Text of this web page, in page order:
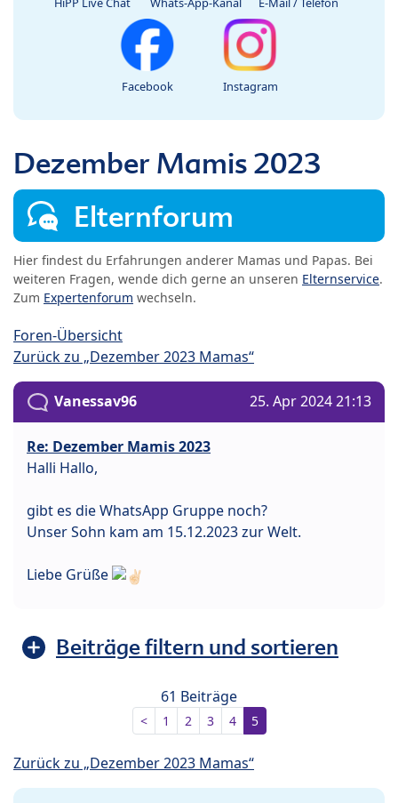
Facebook Instagram
Dezember Mamis 2023
Elternforum
Hier findest du Erfahrungen anderer Mamas und Papas. Bei
weiteren Fragen, wende dich gerne an unseren Elternservice.
Zum Expertenforum wechseln.
Foren-Übersicht
Zurück zu „Dezember 2023 Mamas“
Vanessav96 25. Apr 2024 21:13
Re: Dezember Mamis 2023
Halli Hallo,
gibt es die WhatsApp Gruppe noch?
Unser Sohn kam am 15.12.2023 zur Welt.
Liebe Grüße
Beiträge filtern und sortieren
61 Beiträge
< 1 2 3 4 5
Zurück zu „Dezember 2023 Mamas“